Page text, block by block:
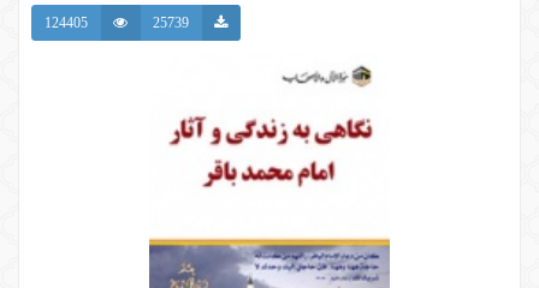
25739
124405